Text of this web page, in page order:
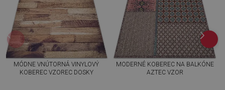
MÓDNE VNÚTORNÁ VINYLOVÝ
KOBEREC VZOREC DOSKY
MODERNÉ KOBEREC NA BALKÓNE
AZTEC VZOR